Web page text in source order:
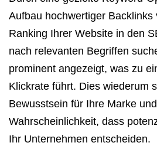
Aufbau hochwertiger Backlinks
Ranking Ihrer Website in den
nach relevanten Begriffen
prominent angezeigt, was zu
Klickrate führt. Dies wiederum
Bewusstsein für Ihre Marke
Wahrscheinlichkeit, dass
Ihr Unternehmen entscheiden.